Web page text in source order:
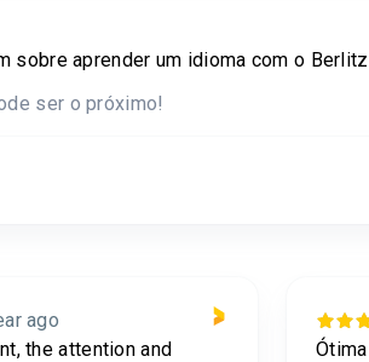
sobre aprender um idioma com o
ser o próximo!
ago
the attention and